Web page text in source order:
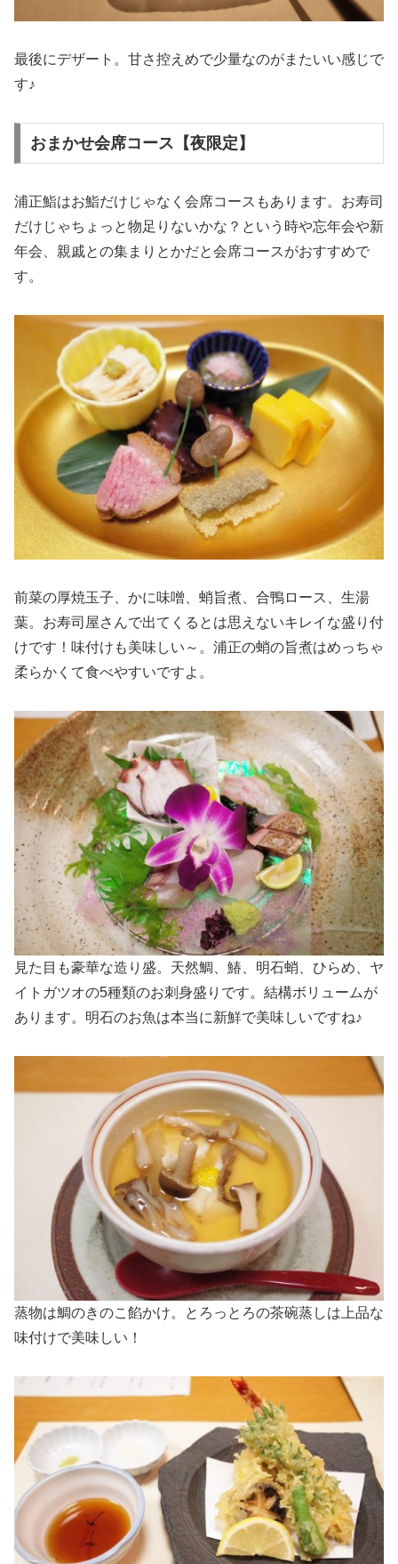
最後にデザート。甘さ控えめで少量なのがまたいい感じで
す♪
おまかせ会席コース【夜限定】
浦正鮨はお鮨だけじゃなく会席コースもあります。お寿司
だけじゃちょっと物足りないかな？という時や忘年会や新
年会、親戚との集まりとかだと会席コースがおすすめで
す。
前菜の厚焼玉子、かに味噌、蛸旨煮、合鴨ロース、生湯
葉。お寿司屋さんで出てくるとは思えないキレイな盛り付
けです！味付けも美味しい～。浦正の蛸の旨煮はめっちゃ
柔らかくて食べやすいですよ。
見た目も豪華な造り盛。天然鯛、鰆、明石蛸、ひらめ、ヤ
イトガツオの5種類のお刺身盛りです。結構ボリュームが
あります。明石のお魚は本当に新鮮で美味しいですね♪
蒸物は鯛のきのこ餡かけ。とろっとろの茶碗蒸しは上品な
味付けで美味しい！